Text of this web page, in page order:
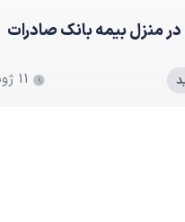
در منزل بیمه بانک صادرات
11 ژوئن 2024